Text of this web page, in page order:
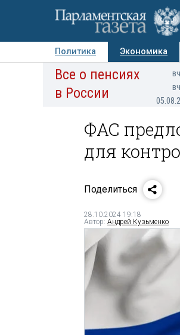
Политика Экономика
Авторы Персоны
Все о пенсиях
в России
ФАС
для
Поделиться
28.10.2024 19:18
Автор: Андрей Кузьменко